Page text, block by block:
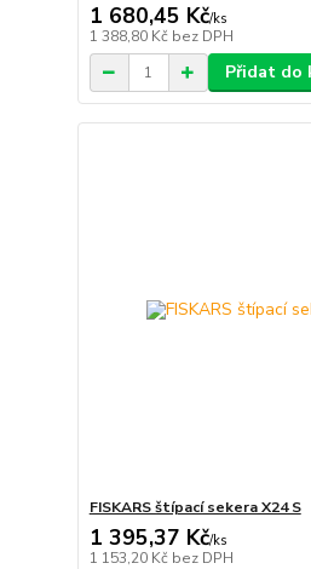
1 680,45 Kč/ks
1 388,80 Kč bez DPH
Přidat do
FISKARS štípací sekera X24 S
1 395,37 Kč/ks
1 153,20 Kč bez DPH